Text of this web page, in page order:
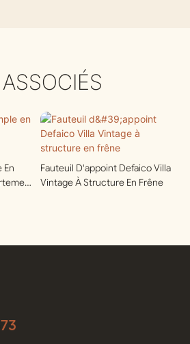
En
Fauteuil D'appoint Defaico Villa
Vintage À Structure En Frêne